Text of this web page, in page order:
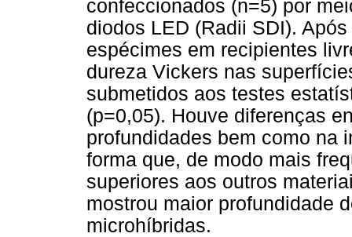
confeccionados (n=5) por
diodos LED (Radii SDI).
espécimes em recipientes
dureza Vickers nas
submetidos aos testes
(p=0,05). Houve diferenças
profundidades bem como na
forma que, de modo mais
superiores aos outros
mostrou maior profundidade
microhíbridas.